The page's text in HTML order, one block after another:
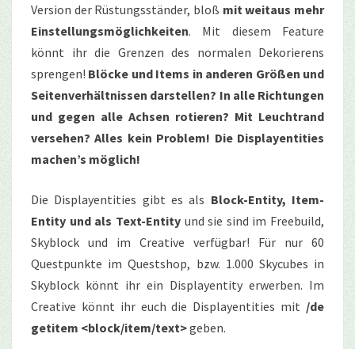
Version der Rüstungsständer, bloß mit weitaus mehr
Einstellungsmöglichkeiten. Mit diesem Feature
könnt ihr die Grenzen des normalen Dekorierens
sprengen! Blöcke und Items in anderen Größen und
Seitenverhältnissen darstellen? In alle Richtungen
und gegen alle Achsen rotieren? Mit Leuchtrand
versehen? Alles kein Problem! Die Displayentities
machen’s möglich!
Die Displayentities gibt es als Block-Entity, Item-
Entity und als Text-Entityund sie sind im Freebuild,
Skyblock und im Creative verfügbar! Für nur 60
Questpunkte im Questshop, bzw. 1.000 Skycubes in
Skyblock könnt ihr ein Displayentity erwerben. Im
Creative könnt ihr euch die Displayentities mit /de
getitem <block/item/text>geben.